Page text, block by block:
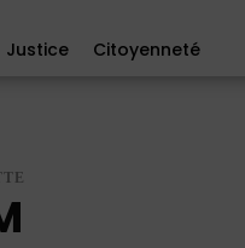
Justice Citoyenneté